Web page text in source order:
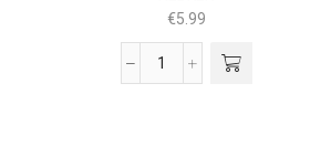
€5.99
4GN